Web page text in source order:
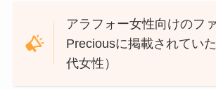
アラフォー女性向けのフ
Preciousに掲載されてい
代女性）